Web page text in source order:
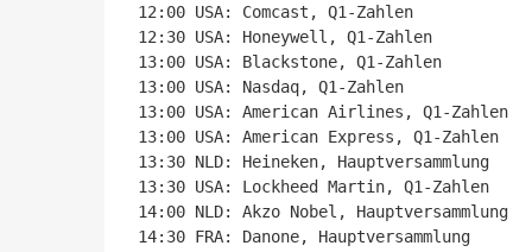
12:00 USA: Comcast, Q1-Zahlen
12:30 USA: Honeywell, Q1-Zahlen
13:00 USA: Blackstone, Q1-Zahlen
13:00 USA: Nasdaq, Q1-Zahlen
13:00 USA: American Airlines, Q1-Zahlen
13:00 USA: American Express, Q1-Zahlen
13:30 NLD: Heineken, Hauptversammlung
13:30 USA: Lockheed Martin, Q1-Zahlen
14:00 NLD: Akzo Nobel, Hauptversammlung
14:30 FRA: Danone, Hauptversammlung